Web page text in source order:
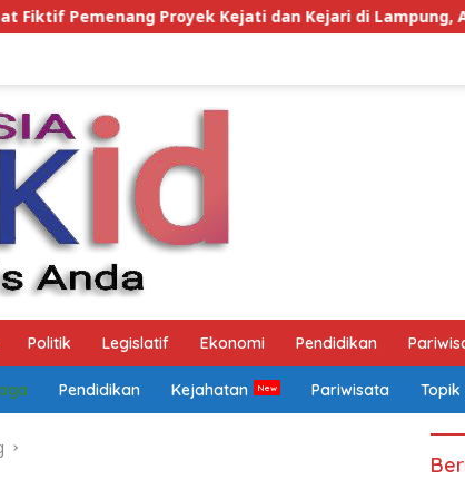
dan Kejari di Lampung, Alamat Kantor Ternyata
Politik Legislatif Ekonomi Pendidikan
Pendidikan Kejahatan Pariwisata Topik